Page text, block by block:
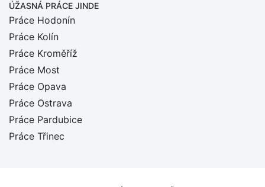
ÚŽASNÁ PRÁCE JINDE
Práce Hodonín
Práce Kolín
Práce Kroměříž
Práce Most
Práce Opava
Práce Ostrava
Práce Pardubice
Práce Třinec